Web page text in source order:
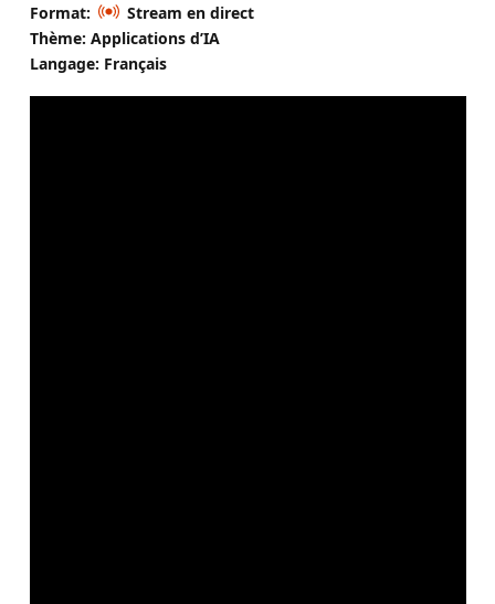
Format:
Stream en direct
Thème: Applications d’IA
Langage: Français